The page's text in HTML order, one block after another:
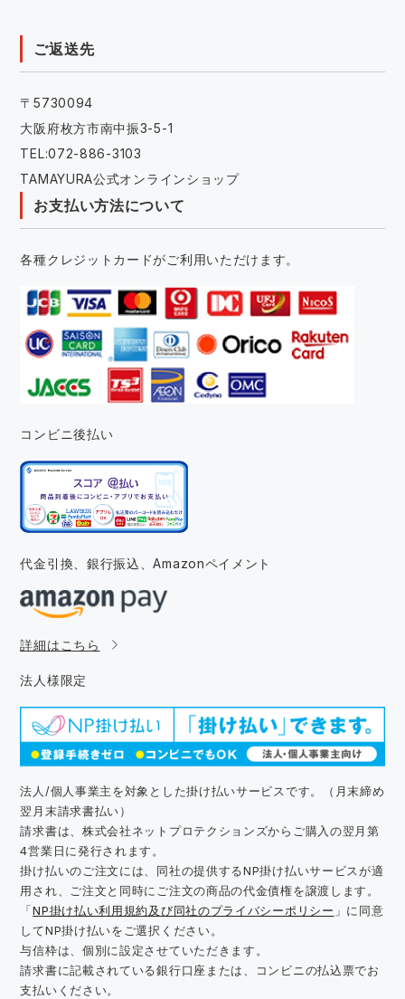
ご返送先
〒5730094
大阪府枚方市南中振3-5-1
TEL:072-886-3103
TAMAYURA公式オンラインショップ
お支払い方法について
各種クレジットカードがご利用いただけます。
コンビニ後払い
代金引換、銀行振込、Amazonペイメント
詳細はこちら
法人様限定
法人/個人事業主を対象とした掛け払いサービスです。（月末締め
翌月末請求書払い）
請求書は、株式会社ネットプロテクションズからご購入の翌月第
4営業日に発行されます。
掛け払いのご注文には、同社の提供するNP掛け払いサービスが適
用され、ご注文と同時にご注文の商品の代金債権を譲渡します。
「NP掛け払い利用規約及び同社のプライバシーポリシー 」に同意
してNP掛け払いをご選択ください。
与信枠は、個別に設定させていただきます。
請求書に記載されている銀行口座または、コンビニの払込票でお
支払いください。